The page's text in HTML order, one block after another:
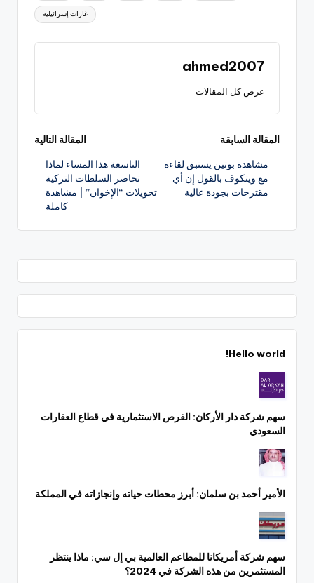
غارات إسرائيلية
ahmed2007
عرض كل المقالات
تصفّح
المقالات
المقالة السابقة
مشاهدة بوتين يستبق لقاءه
مع ويتكوف بالقول إن أي
مقترحات بجودة عالية
المقالة التالية
التاسعة هذا المساء لماذا
تحاصر السلطات التركية
تحويلات “الإخوان” | مشاهدة
كاملة
Hello world!
سهم شركة دار الأركان: الفرص الاستثمارية في قطاع العقارات
السعودي
الأمير أحمد بن سلمان: أبرز محطات حياته وإنجازاته في المملكة
سهم شركة أمريكانا للمطاعم العالمية بي إل سي: ماذا ينتظر
المستثمرين من هذه الشركة في 2024؟